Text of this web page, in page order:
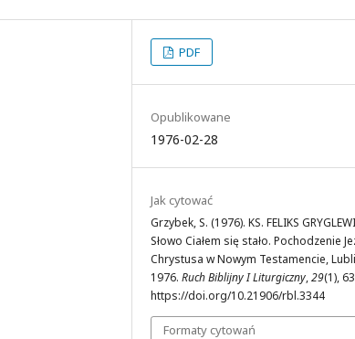
PDF
Opublikowane
1976-02-28
Jak cytować
Grzybek, S. (1976). KS. FELIKS
Słowo Ciałem się stało. Pochodzenie
Chrystusa w Nowym Testamencie,
1976. Ruch Biblijny I Liturgiczny,29(1),
https://doi.org/10.21906/rbl.3344
Formaty cytowań